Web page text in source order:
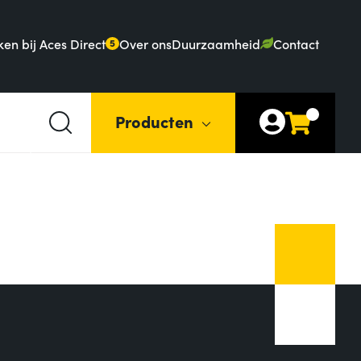
bij Aces Direct 5 Over onsDuurzaamheid Contact
Producten